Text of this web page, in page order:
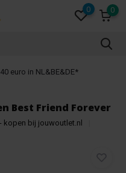
0 0
euro in NL&BE&DE*
Best Friend Forever
kopen bij jouwoutlet.nl